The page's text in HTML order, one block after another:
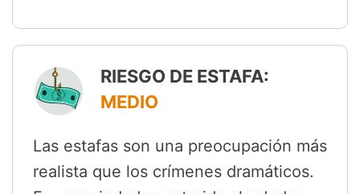
RIESGO DE ESTAFA:
MEDIO
Las estafas son una preocupación más
realista que los crímenes dramáticos.